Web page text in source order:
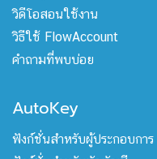
วิดีโอสอนใช้งาน
วิธีใช้ FlowAccount
คำถามที่พบบ่อย
AutoKey
ฟังก์ชั่นสำหรับผู้ประกอบการ